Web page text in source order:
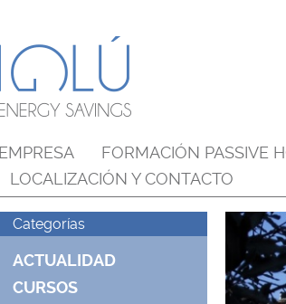
EMPRESA FORMACIÓN PASSIVE
LOCALIZACIÓN Y CONTACTO
Categorías
ACTUALIDAD
CURSOS